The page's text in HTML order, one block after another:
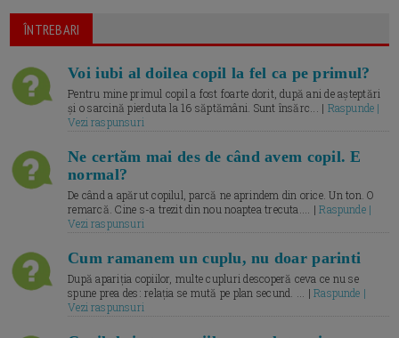
ÎNTREBARI
Voi iubi al doilea copil la fel ca pe primul?
Pentru mine primul copil a fost foarte dorit, după ani de așteptări
și o sarcină pierduta la 16 săptămâni. Sunt însărc... | Raspunde |
Vezi raspunsuri
Ne certăm mai des de când avem copil. E
normal?
De când a apărut copilul, parcă ne aprindem din orice. Un ton. O
remarcă. Cine s-a trezit din nou noaptea trecuta.... |Raspunde |
Vezi raspunsuri
Cum ramanem un cuplu, nu doar parinti
După apariția copiilor, multe cupluri descoperă ceva ce nu se
spune prea des: relația se mută pe plan secund. ... |Raspunde |
Vezi raspunsuri